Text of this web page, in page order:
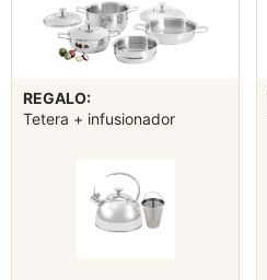
REGALO:
Tetera + infusionador